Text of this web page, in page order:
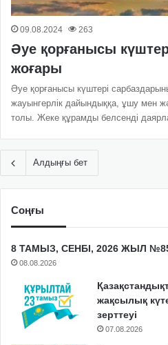
09.08.2024 263
Әуе қорғанысы
жоғары
Әуе қорғанысы күштері
жауынгерлік дайындыққа, ұшу мен
толы. Жеке құрамды белсенді
Алдыңғы бет
Соңғы
8 ТАМЫЗ, СЕНБІ, 2026 ЖЫЛ №85
08.08.2026
жақсылық
зерттеуі
07.08.2026